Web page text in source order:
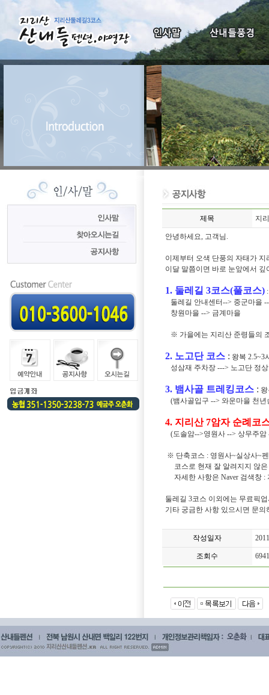
제목 지
안녕하세요, 고객님.
이제부터 오색 단풍의 자태가
이달 말쯤이면 바로 눈앞에서
1. 둘레길 3코스(풀코스)
둘레길 안내센터--> 중군마을
창원마을 --> 금계마을
※ 가을에는 지리산 준령들의
2. 노고단 코스 : 왕복 2.5~3
성삼재 주차장 ---> 노고단 정상
3. 뱀사골 트레킹코스 :
(뱀사골입구 --> 와운마을 천년
4. 지리산 7암자 순례코
(도솔암-->영원사 --> 상무주
※ 단축코스 : 영원사~실상사~
코스로 현재 잘 알려지지 않은
자세한 사항은 Naver 검색창 :
둘레길 3코스 이외에는 무료픽
기타 궁금한 사항 있으시면 문의
작성일자
조회수 6941